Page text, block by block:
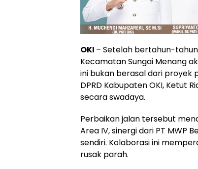
OKI – Setelah bertahun-
Kecamatan Sungai Menang
ini bukan berasal dari proyek
DPRD Kabupaten OKI, Ketut
secara swadaya.
Perbaikan jalan tersebut
Area IV, sinergi dari PT MWP
sendiri. Kolaborasi ini
rusak parah.